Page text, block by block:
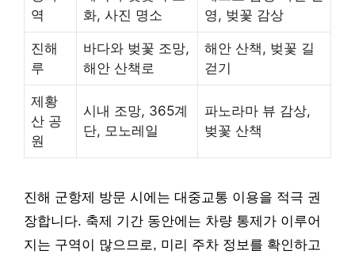
역
화, 사진 명소
영, 벚꽃 감상
진해
루
바다와 벚꽃 조망,
해안 산책로
해안 산책, 벚꽃 길
걷기
제황
산 공
원
시내 조망, 365계
단, 모노레일
파노라마 뷰 감상,
벚꽃 산책
진해 군항제 방문 시에는 대중교통 이용을 적극 권
장합니다. 축제 기간 동안에는 차량 통제가 이루어
지는 구역이 많으므로, 미리 주차 정보를 확인하고